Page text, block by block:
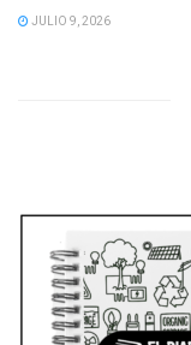
JULIO 9, 2026